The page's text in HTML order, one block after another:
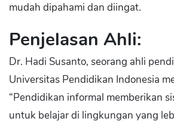
mudah dipahami dan diingat.
Penjelasan Ahli:
Dr. Hadi Susanto, seorang ahli
Universitas Pendidikan Indonesia
“Pendidikan informal memberikan
untuk belajar di lingkungan yang